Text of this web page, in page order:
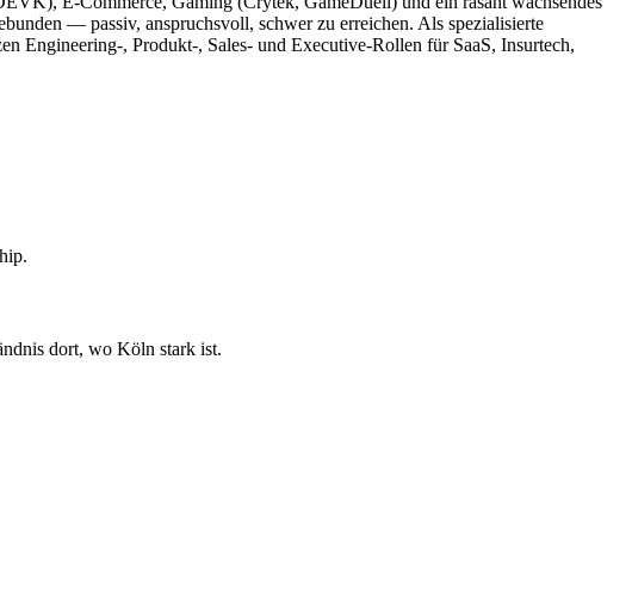
— passiv, anspruchsvoll, schwer zu erreichen. Als spezialisierte
Engineering-, Produkt-, Sales- und Executive-Rollen für SaaS, Insurtech,
dort, wo Köln stark ist.